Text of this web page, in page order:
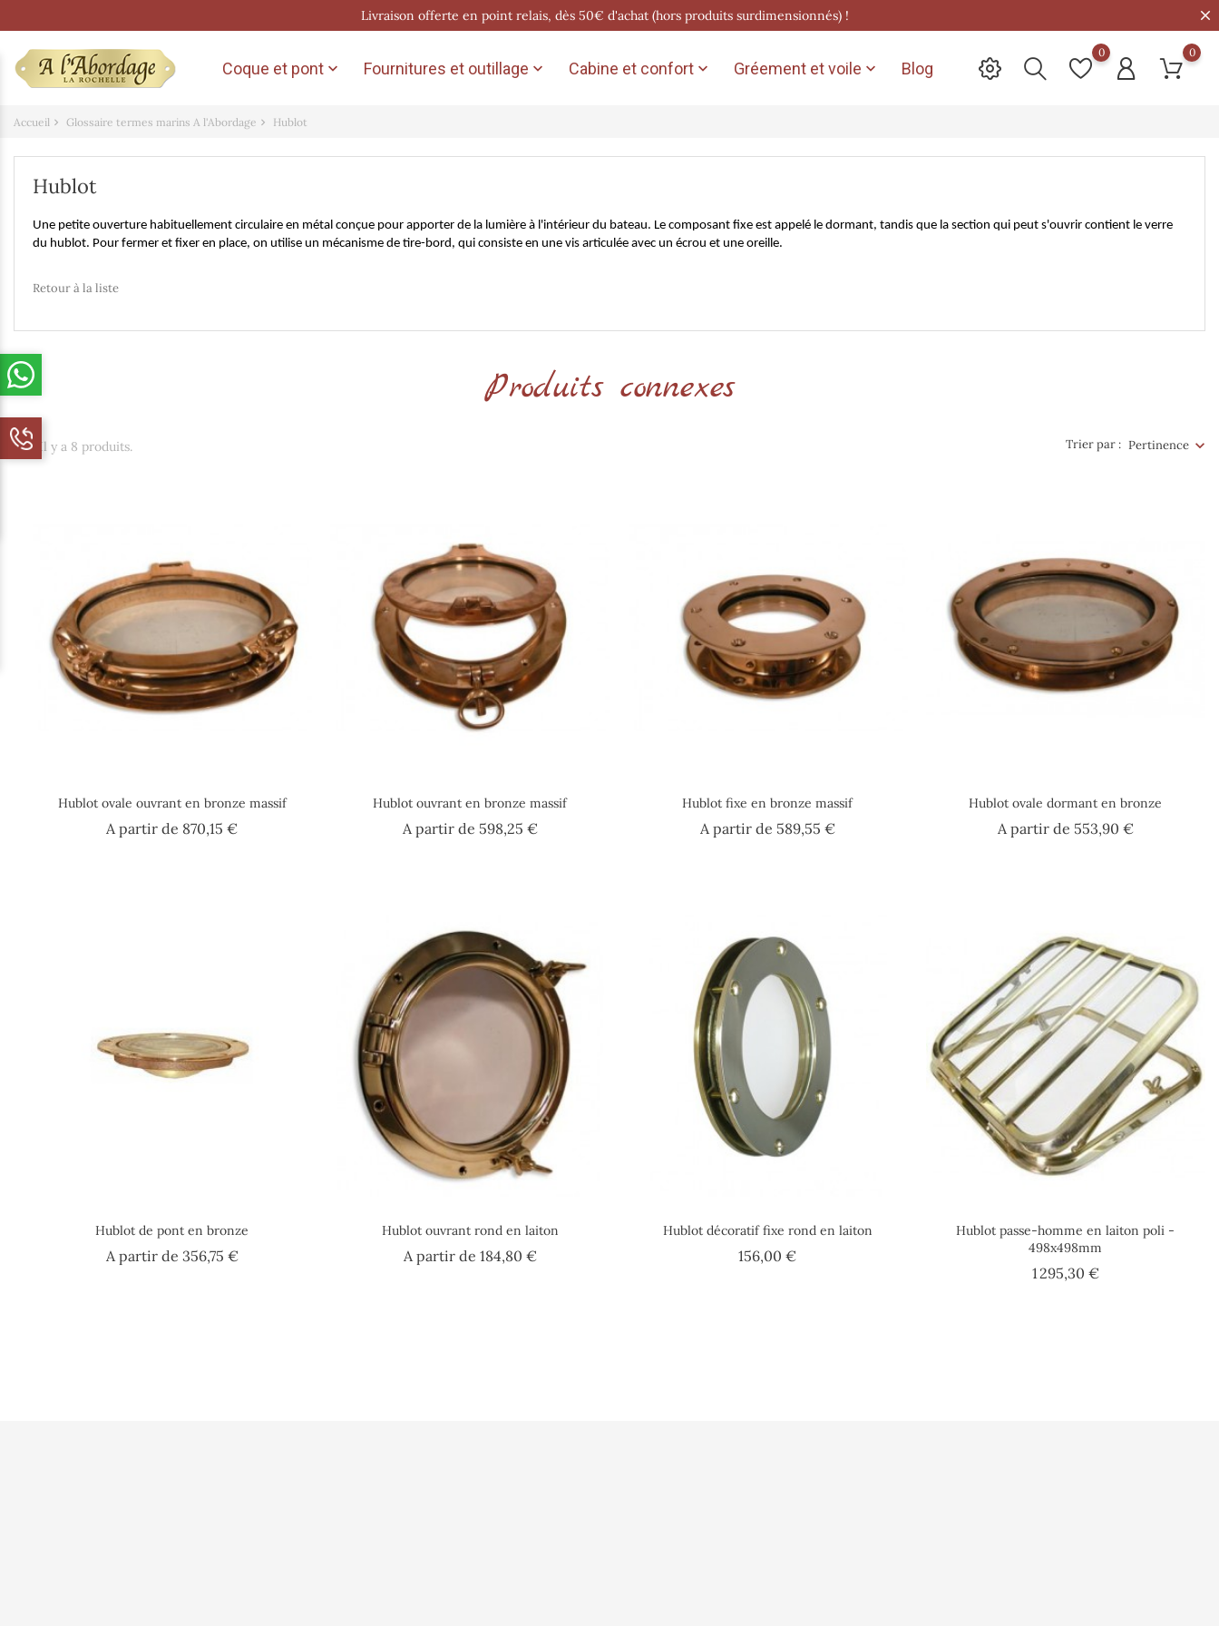
Livraison offerte en point relais, dès 50€ d'achat (hors produits surdimensionnés) !
Coque et pont  Fournitures et outillage  Cabine et confort  Gréement et voile  Blog
0 0
Accueil Glossaire termes marins A l'Abordage Hublot
Hublot
Une petite ouverture habituellement circulaire en métal conçue pour apporter de la lumière à l'intérieur du bateau. Le composant fixe est appelé le dormant, tandis que la section qui peut s'ouvrir contient le verre
du hublot. Pour fermer et fixer en place, on utilise un mécanisme de tire-bord, qui consiste en une vis articulée avec un écrou et une oreille.
Retour à la liste
Produits connexes
Il y a 8 produits. Trier par : Pertinence
Hublot ovale ouvrant en bronze massif
A partir de 870,15 €Prix
Hublot ouvrant en bronze massif
A partir de 598,25 €Prix
Hublot fixe en bronze massif
A partir de 589,55 €Prix
Hublot ovale dormant en bronze
A partir de 553,90 €Prix
Hublot de pont en bronze
A partir de 356,75 €Prix
Hublot ouvrant rond en laiton
A partir de 184,80 €Prix
Hublot décoratif fixe rond en laiton
156,00 €Prix
Hublot passe-homme en laiton poli -
498x498mm
1 295,30 €Prix